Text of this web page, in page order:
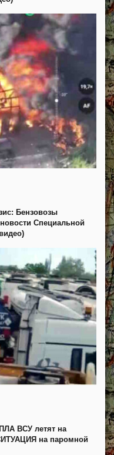
Бензовозы
Специальной
ВСУ летят на
на паромной